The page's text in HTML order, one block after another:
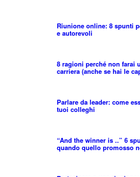
Riunione online: 8 spunti
e autorevoli
8 ragioni perché non farai
carriera (anche se hai le
Parlare da leader: come
tuoi colleghi
“And the winner is ..” 6
quando quello promosso